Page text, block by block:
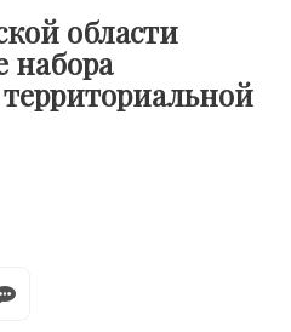
области
набора